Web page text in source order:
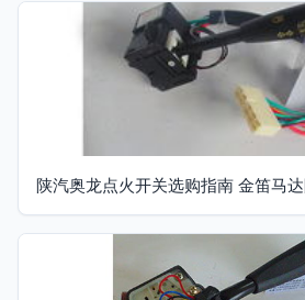
陕汽奥龙点火开关选购指南 金笛马